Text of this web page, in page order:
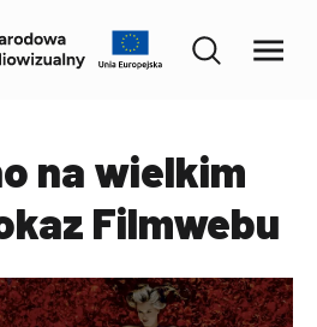
na wielkim
Filmwebu